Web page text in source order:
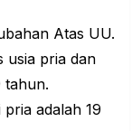
Atas UU.
usia pria dan
tahun.
adalah 19